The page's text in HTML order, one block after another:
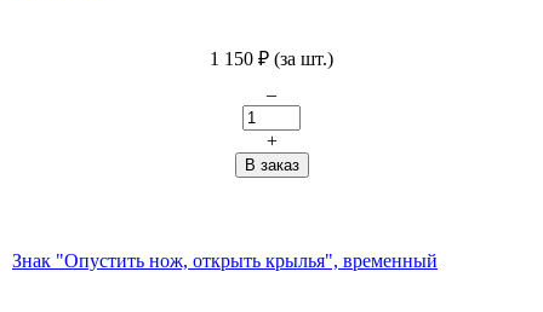
1 150 ₽ (за шт.)
–
+
Знак "Опустить нож, открыть крылья", временный